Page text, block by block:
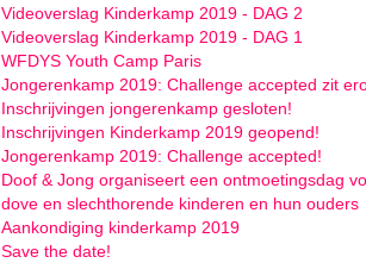
Videoverslag Kinderkamp 2019 - DAG 2
Videoverslag Kinderkamp 2019 - DAG 1
WFDYS Youth Camp Paris
Jongerenkamp 2019: Challenge accepted zit
Inschrijvingen jongerenkamp gesloten!
Inschrijvingen Kinderkamp 2019 geopend!
Jongerenkamp 2019: Challenge accepted!
Doof & Jong organiseert een ontmoetingsdag
dove en slechthorende kinderen en hun ouders
Aankondiging kinderkamp 2019
Save the date!